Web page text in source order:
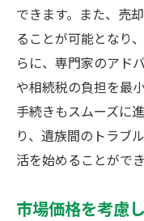
できます。また、売
ることが可能となり
らに、専門家のアド
や相続税の負担を最
手続きもスムーズに
り、遺族間のトラブ
活を始めることがで
市場価格を考慮